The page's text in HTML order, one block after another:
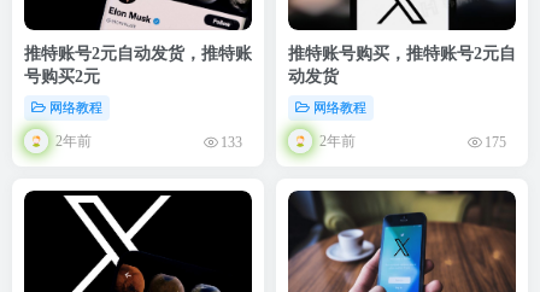
推特账号2元自动发货，推特账
号购买2元
网络教程
2年前 133
推特账号购买，推特账号2元自
动发货
网络教程
2年前 175